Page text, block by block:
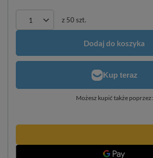
z 50 szt.
Dodaj do koszyka
Możesz kupić także poprzez: